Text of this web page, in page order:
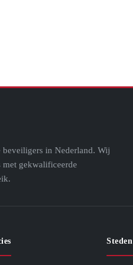
in Nederland. Wij
gekwalificeerde
Steden